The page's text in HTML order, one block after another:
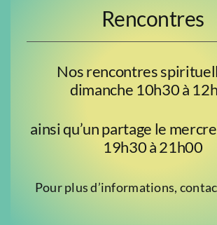
Rencontres
Nos rencontres
dimanche 10h30 à
ainsi qu’un partage le
19h30 à 21h00
Pour plus d’informations,